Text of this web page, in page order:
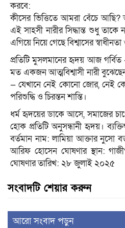
করবে:
কীসের ভিত্তিতে আমরা বেঁচে আছি?
এই সাহসী নারীর সিদ্ধান্ত শুধু
এগিয়ে নিয়ে গেছে বিশ্বাসের
প্রতিটি মুসলমানের হৃদয় আজ
মত একজন আত্মবিশ্বাসী নারী
— যেখানে নেই কোনো জোর, নেই
পরিশুদ্ধি ও চিরন্তন শান্তি।
ধর্ম হৃদয়ের ডাকে আসে, সমাজের
হোক প্রতিটি অনুসন্ধানী হৃদয়।
বর্তমান নাম: লামিয়া আক্তার নুসো
আরিফ হোসেন ঘোষণার স্থান:
ঘোষণার তারিখ: ২৮ জুলাই ২০২৫
সংবাদটি শেয়ার করুন
আরো সংবাদ পড়ুন